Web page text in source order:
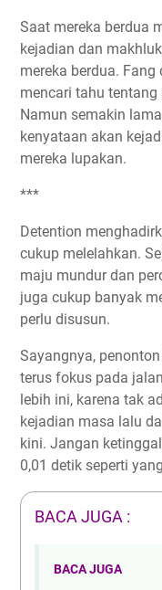
Saat mereka berdua
kejadian dan
mereka berdua.
mencari tahu
Namun semakin
kenyataan akan
mereka lupakan.
***
Detention
cukup melelahkan.
maju mundur dan
juga cukup banyak
perlu disusun.
Sayangnya,
terus fokus pada
lebih ini, karena tak
kejadian masa lalu
kini. Jangan
0,01 detik seperti
BACA JUGA :
BACA JUGA